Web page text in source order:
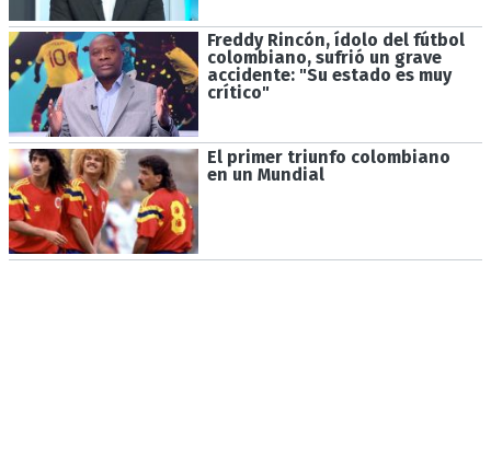
Freddy Rincón, ídolo del fútbol
colombiano, sufrió un grave
accidente: "Su estado es muy
crítico"
El primer triunfo colombiano
en un Mundial